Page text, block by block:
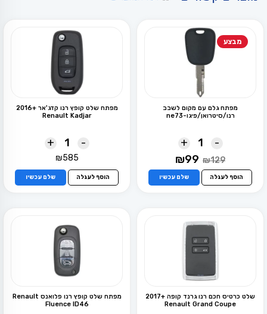
מבצע
מפתח גלם עם מקום לשבב
רנו/סיטרואן/פיגו-ne73
-
+
₪129
המחיר
היה:
₪129.
₪99
הוא:
₪99.
הוסף לעגלה שלם עכשיו
מפתח שלט קופץ רנו קדג'אר +2016
Renault Kadjar
-
+
₪585
הוסף לעגלה שלם עכשיו
שלט כרטיס חכם רנו גרנד קופה +2017
Renault Grand Coupe
מפתח שלט קופץ רנו פלואנס Renault
Fluence ID46